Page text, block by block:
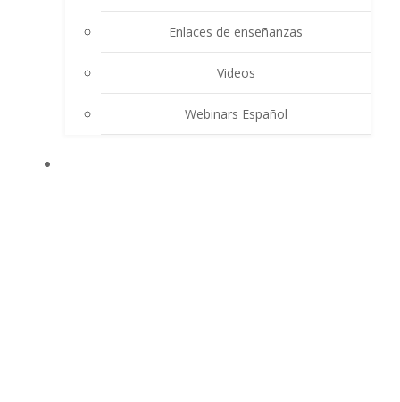
Enlaces de enseñanzas
Videos
Webinars Español